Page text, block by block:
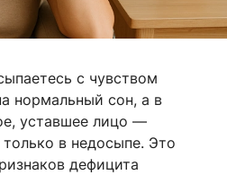
с чувством
нормальный сон, а в
уставшее лицо —
в недосыпе. Это
дефицита